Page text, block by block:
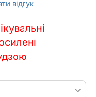
відгук